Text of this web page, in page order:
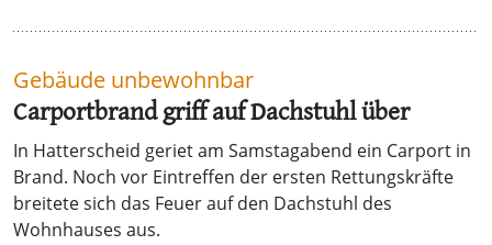
Gebäude unbewohnbar
Carportbrand griff auf Dachstuhl über
In Hatterscheid geriet am Samstagabend ein Carport in
Brand. Noch vor Eintreffen der ersten Rettungskräfte
breitete sich das Feuer auf den Dachstuhl des
Wohnhauses aus.